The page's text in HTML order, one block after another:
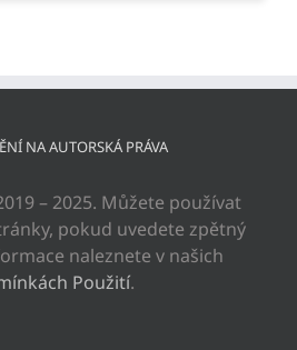
NA AUTORSKÁ PRÁVA
– 2025. Můžete používat
pokud uvedete zpětný
naleznete v našich
Použití.